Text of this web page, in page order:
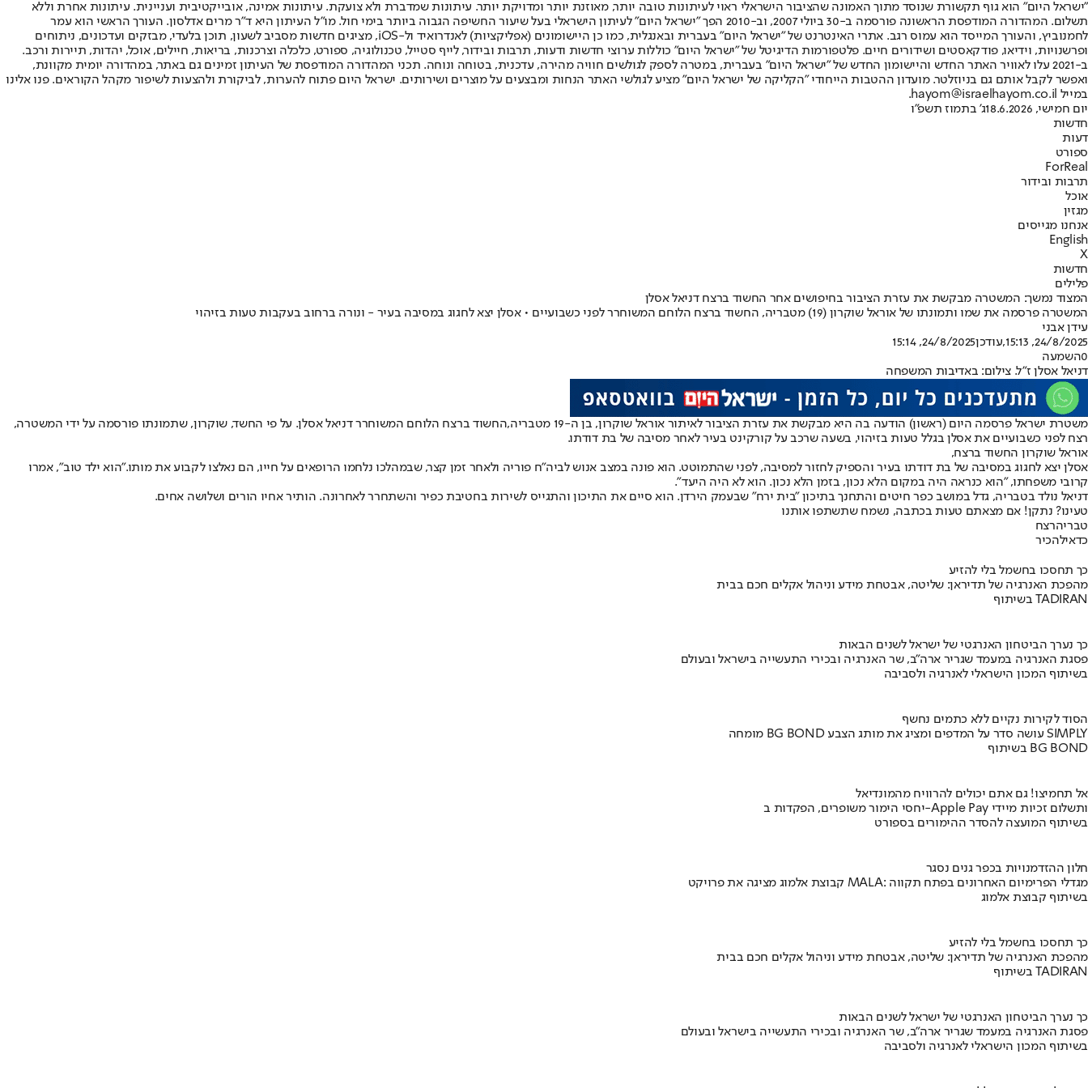
"ישראל היום" הוא גוף תקשורת שנוסד מתוך האמונה שהציבור הישראלי ראוי לעיתונות טובה יותר, מאוזנת יותר ומדויקת יותר. עיתונות שמדברת ולא צועקת. עיתונות אמינה, אובייקטיבית ועניינית. עיתונות אחרת וללא
תשלום. המהדורה המודפסת הראשונה פורסמה ב-30 ביולי 2007, וב-2010 הפך "ישראל היום" לעיתון הישראלי בעל שיעור החשיפה הגבוה ביותר בימי חול. מו"ל העיתון היא ד"ר מרים אדלסון. העורך הראשי הוא עמר
לחמנוביץ, והעורך המייסד הוא עמוס רגב. אתרי האינטרנט של "ישראל היום" בעברית ובאנגלית, כמו כן היישומונים (אפליקציות) לאנדרואיד ול-iOS, מציגים חדשות מסביב לשעון, תוכן בלעדי, מבזקים ועדכונים, ניתוחים
ופרשנויות, וידיאו, פודקאסטים ושידורים חיים. פלטפורמות הדיגיטל של "ישראל היום" כוללות ערוצי חדשות ודעות, תרבות ובידור, לייף סטייל, טכנולוגיה, ספורט, כלכלה וצרכנות, בריאות, חיילים, אוכל, יהדות, תיירות ורכב.
ב-2021 עלו לאוויר האתר החדש והיישומון החדש של "ישראל היום" בעברית, במטרה לספק לגולשים חוויה מהירה, עדכנית, בטוחה ונוחה. תכני המהדורה המודפסת של העיתון זמינים גם באתר, במהדורה יומית מקוונת,
ואפשר לקבל אותם גם בניוזלטר. מועדון ההטבות הייחודי "הקליקה של ישראל היום" מציע לגולשי האתר הנחות ומבצעים על מוצרים ושירותים. ישראל היום פתוח להערות, לביקורת ולהצעות לשיפור מקהל הקוראים. פנו אלינו
במייל hayom@israelhayom.co.il.
יום חמישי, 18.6.2026
ג' בתמוז תשפ"ו
חדשות
דעות
ספורט
ForReal
תרבות ובידור
אוכל
מגזין
אנחנו מגייסים
English
X
חדשות
פלילים
המצוד נמשך: המשטרה מבקשת את עזרת הציבור בחיפושים אחר החשוד ברצח דניאל אסלן
המשטרה פרסמה את שמו ותמונתו של אוראל שוקרון (19) מטבריה, החשוד ברצח הלוחם המשוחרר לפני כשבועיים • אסלן יצא לחגוג במסיבה בעיר - ונורה ברחוב בעקבות טעות בזיהוי
עידן אבני
24/8/2025, 15:13
,עודכן24/8/2025, 15:14
0השמעה
דניאל אסלן ז"ל. צילום: באדיבות המשפחה
משטרת ישראל פרסמה היום (ראשון) הודעה בה היא מבקשת את עזרת הציבור לאיתור אוראל שוקרון, בן ה-19 מטבריה, החשוד ברצח הלוחם המשוחרר דניאל אסלן. על פי החשד, שוקרון, שתמונתו פורסמה על ידי המשטרה,
רצח לפני כשבועיים את אסלן בגלל טעות בזיהוי, בשעה שרכב על קורקינט בעיר לאחר מסיבה של בת דודתו.
אוראל שוקרון החשוד ברצח,
אסלן יצא לחגוג במסיבה של בת דודתו בעיר והספיק לחזור למסיבה, לפני שהתמוטט. הוא פונה במצב אנוש לביה"ח פוריה ולאחר זמן קצר, שבמהלכו נלחמו הרופאים על חייו, הם נאלצו לקבוע את מותו."הוא ילד טוב", אמרו
קרובי משפחתו, "הוא כנראה היה במקום הלא נכון, בזמן הלא נכון. הוא לא היה היעד".
דניאל נולד בטבריה, גדל במושב כפר חיטים והתחנך בתיכון "בית ירח" שבעמק הירדן. הוא סיים את התיכון והתגייס לשירות בחטיבת כפיר והשתחרר לאחרונה. הותיר אחיו הורים ושלושה אחים.
טעינו? נתקן! אם מצאתם טעות בכתבה, נשמח שתשתפו אותנו
טבריהרצח
כדאילהכיר
כך תחסכו בחשמל בלי להזיע
מהפכת האנרגיה של תדיראן: שליטה, אבטחת מידע וניהול אקלים חכם בבית
בשיתוף TADIRAN
כך נערך הביטחון האנרגטי של ישראל לשנים הבאות
פסגת האנרגיה במעמד שגריר ארה"ב, שר האנרגיה ובכירי התעשייה בישראל ובעולם
בשיתוף המכון הישראלי לאנרגיה ולסביבה
הסוד לקירות נקיים ללא כתמים נחשף
מומחה BG BOND עושה סדר על המדפים ומציג את מותג הצבע SIMPLY
בשיתוף BG BOND
אל תחמיצו! גם אתם יכולים להרוויח מהמונדיאל
יחסי הימור משופרים, הפקדות ב-Apple Pay ותשלום זכיות מיידי
בשיתוף המועצה להסדר ההימורים בספורט
חלון ההזדמנויות בכפר גנים נסגר
קבוצת אלמוג מציגה את פרויקט MALA: מגדלי הפרימיום האחרונים בפתח תקווה
בשיתוף קבוצת אלמוג
כך תחסכו בחשמל בלי להזיע
מהפכת האנרגיה של תדיראן: שליטה, אבטחת מידע וניהול אקלים חכם בבית
בשיתוף TADIRAN
כך נערך הביטחון האנרגטי של ישראל לשנים הבאות
פסגת האנרגיה במעמד שגריר ארה"ב, שר האנרגיה ובכירי התעשייה בישראל ובעולם
בשיתוף המכון הישראלי לאנרגיה ולסביבה